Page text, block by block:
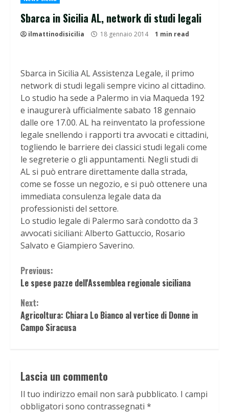
Sbarca in Sicilia AL, network di studi legali
ilmattinodisicilia 18 gennaio 2014 1 min read
Sbarca in Sicilia AL Assistenza Legale, il primo
network di studi legali sempre vicino al cittadino.
Lo studio ha sede a Palermo in via Maqueda 192
e inaugurerà ufficialmente sabato 18 gennaio
dalle ore 17.00. AL ha reinventato la professione
legale snellendo i rapporti tra avvocati e cittadini,
togliendo le barriere dei classici studi legali come
le segreterie o gli appuntamenti. Negli studi di
AL si può entrare direttamente dalla strada,
come se fosse un negozio, e si può ottenere una
immediata consulenza legale data da
professionisti del settore.
Lo studio legale di Palermo sarà condotto da 3
avvocati siciliani: Alberto Gattuccio, Rosario
Salvato e Giampiero Saverino.
Continue
Reading
Previous:
Le spese pazze dell'Assemblea regionale siciliana
Next:
Agricoltura: Chiara Lo Bianco al vertice di Donne in
Campo Siracusa
Lascia un commento
Il tuo indirizzo email non sarà pubblicato. I campi
obbligatori sono contrassegnati *